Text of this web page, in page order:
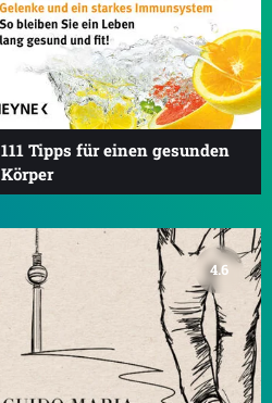
111 Tipps für einen gesunden
Körper
4.6